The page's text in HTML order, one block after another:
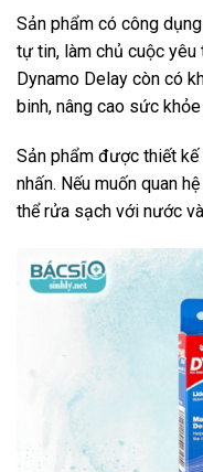
Sản phẩm có công
tự tin, làm chủ cuộc
Dynamo Delay còn có
binh, nâng cao sức
Sản phẩm được thiết
nhấn. Nếu muốn quan
thể rửa sạch với nước